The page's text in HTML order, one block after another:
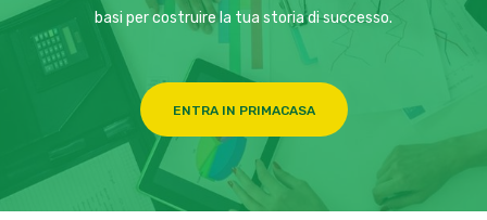
basi per costruire la tua storia di successo.
ENTRA IN PRIMACASA